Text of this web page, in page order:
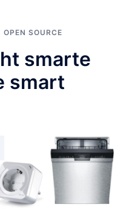
OPEN SOURCE
smarte
smart